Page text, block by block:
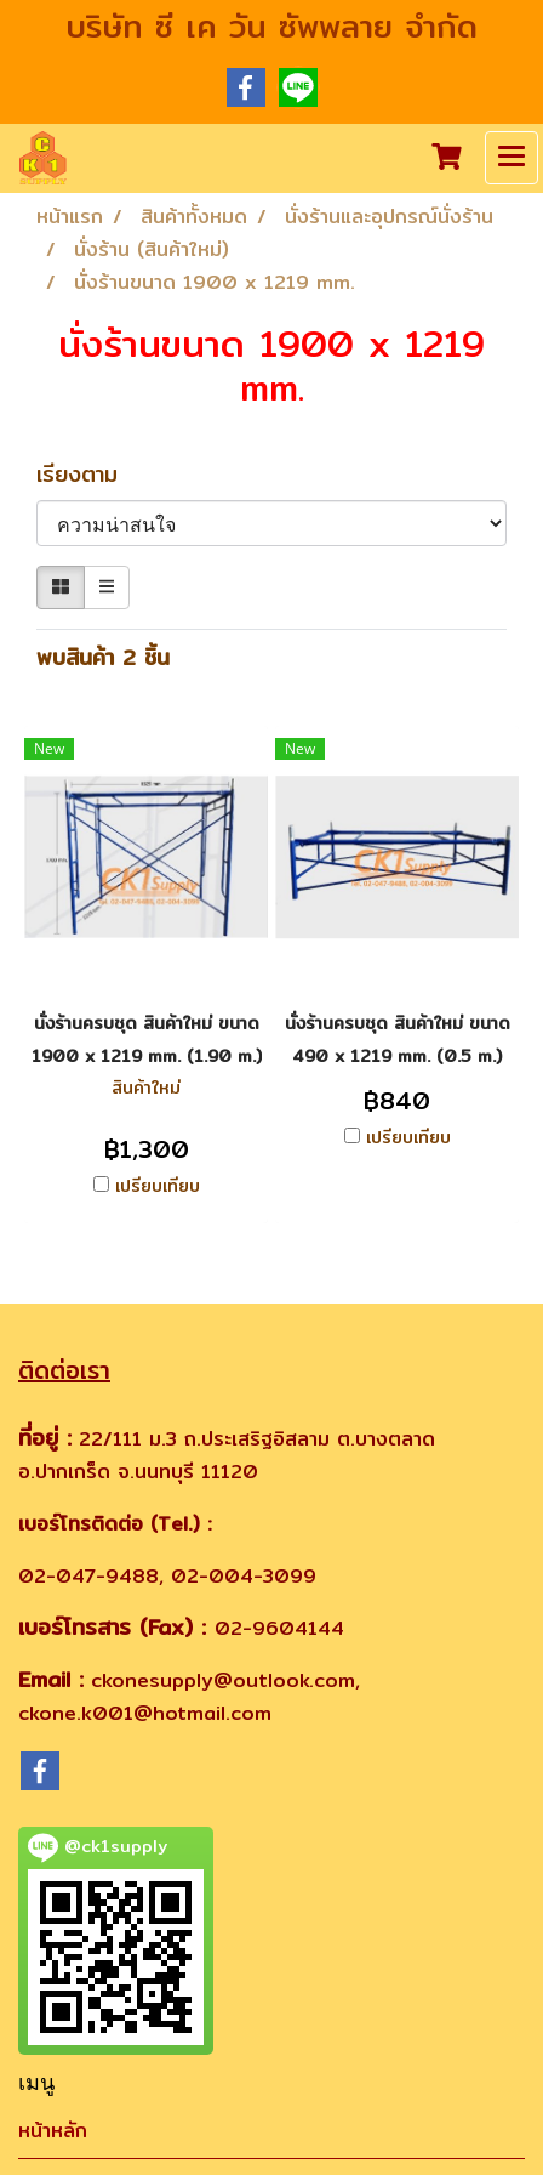
บริษัท ซี เค วัน ซัพพลาย จำกัด
หน้าแรก สินค้าทั้งหมด
นั่งร้านและอุปกรณ์นั่งร้าน
นั่งร้าน (สินค้าใหม่)
นั่งร้านขนาด 1900 x 1219 mm.
นั่งร้านขนาด 1900 x 1219
mm.
เรียงตาม
พบสินค้า 2 ชิ้น
New
นั่งร้านครบชุด สินค้าใหม่ ขนาด
1900 x 1219 mm. (1.90 m.)
สินค้าใหม่
฿1,300
เปรียบเทียบ
New
นั่งร้านครบชุด สินค้าใหม่ ขนาด
490 x 1219 mm. (0.5 m.)
฿840
เปรียบเทียบ
ติดต่อเรา
ที่อยู่ : 22/111 ม.3 ถ.ประเสริฐอิสลาม ต.บางตลาด
อ.ปากเกร็ด จ.นนทบุรี 11120
เบอร์โทรติดต่อ (Tel.) :
02-047-9488, 02-004-3099
เบอร์โทรสาร (Fax) : 02-9604144
Email : ckonesupply@outlook.com,
ckone.k001@hotmail.com
@ck1supply
เมนู
หน้าหลัก